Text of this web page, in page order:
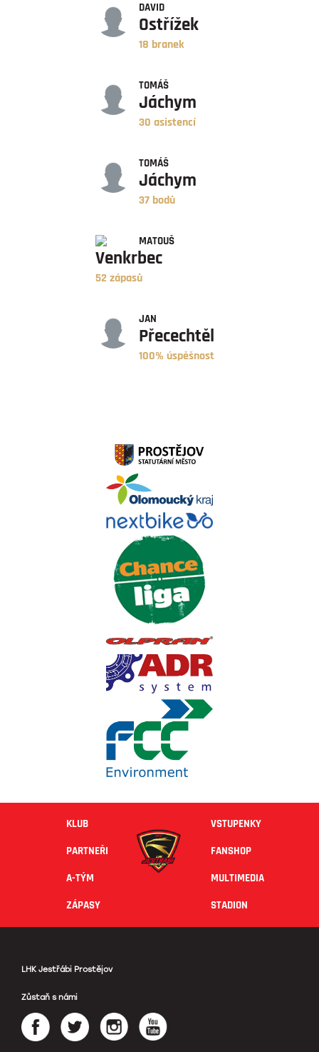
DAVID
Ostřížek
18 branek
TOMÁŠ
Jáchym
30 asistencí
TOMÁŠ
Jáchym
37 bodů
MATOUŠ
Venkrbec
52 zápasů
JAN
Přecechtěl
100% úspěšnost
KLUB
PARTNEŘI
A-TÝM
ZÁPASY
VSTUPENKY
FANSHOP
MULTIMEDIA
STADION
LHK Jestřábi Prostějov
Zůstaň s námi